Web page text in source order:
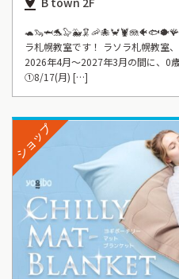
ラ札幌教室です！ ラソラ札幌教室
2026年4月～2027年3月の間に、0
①8/17(月) […]
ショップ